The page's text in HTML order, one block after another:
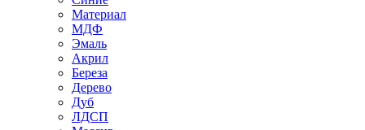
Материал
МДФ
Эмаль
Акрил
Береза
Дерево
Дуб
ЛДСП